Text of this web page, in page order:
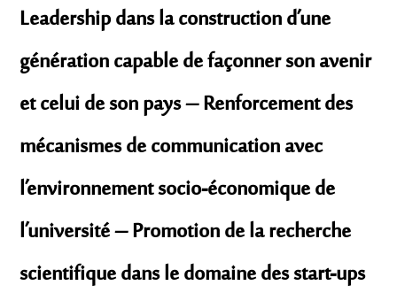
Leadership dans la construction d’une
génération capable de façonner son avenir
et celui de son pays – Renforcement des
mécanismes de communication avec
l’environnement socio-économique de
l’université – Promotion de la recherche
scientifique dans le domaine des start-ups